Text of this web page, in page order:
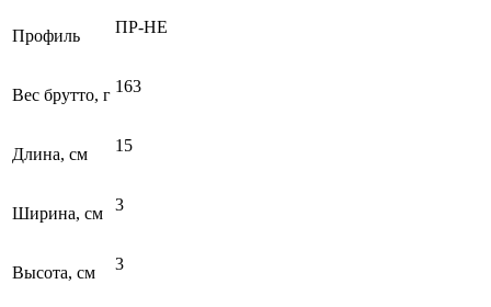
Профиль ПР-НЕ
Вес брутто, г 163
Длина, см 15
Ширина, см 3
Высота, см 3